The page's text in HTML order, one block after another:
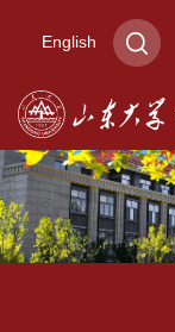
English